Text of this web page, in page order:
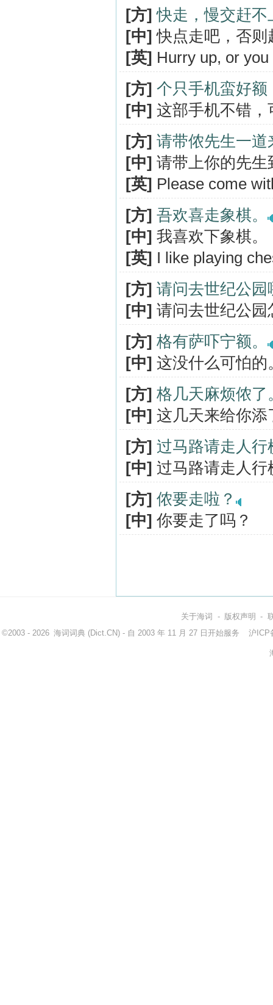
[方] 快走，慢交赶不
[中] 快点走吧，否
[英] Hurry up, or
[方] 个只手机蛮好
[中] 这部手机不错，
[方] 请带侬先生一道
[中] 请带上你的先
[英] Please come
[方] 吾欢喜走象棋。
[中] 我喜欢下象棋。
[英] I like playing
[方] 请问去世纪公园
[中] 请问去世纪公园
[方] 格有萨吓宁额。
[中] 这没什么可怕的
[方] 格几天麻烦侬了
[中] 这几天来给你添
[方] 过马路请走人行
[中] 过马路请走人行
[方] 侬要走啦？
[中] 你要走了吗？
关于海词 - 版权声明 -
©2003 - 2026 海词词典 (Dict.CN) - 自 2003 年 11 月 27 日开始服务 沪ICP